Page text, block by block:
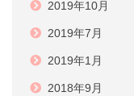
2019年10月
2019年7月
2019年1月
2018年9月